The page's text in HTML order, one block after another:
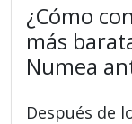
¿Cómo
más
Numea
Después de